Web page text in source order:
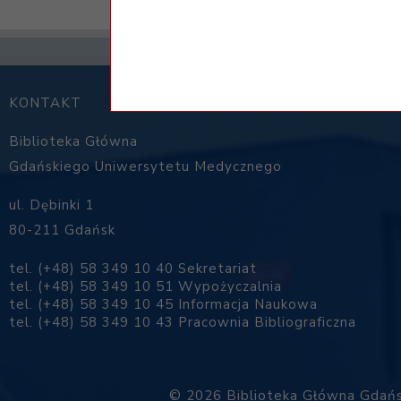
KONTAKT
Biblioteka Główna
Gdańskiego Uniwersytetu Medycznego
ul. Dębinki 1
80-211 Gdańsk
tel. (+48) 58 349 10 40 Sekretariat
tel. (+48) 58 349 10 51 Wypożyczalnia
tel. (+48) 58 349 10 45 Informacja Naukowa
tel. (+48) 58 349 10 43 Pracownia Bibliograficzna
© 2026 Biblioteka Główna